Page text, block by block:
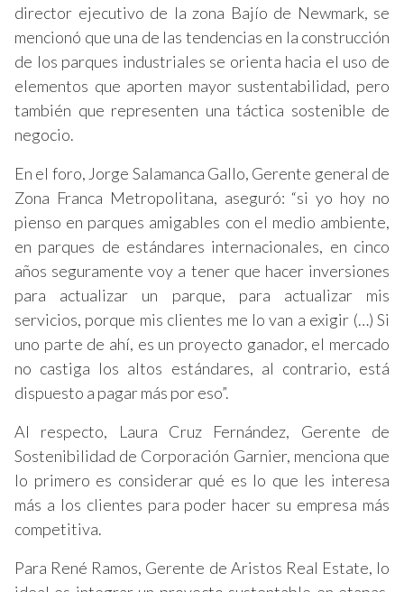
director ejecutivo de la zona Bajío de Newmark, se
mencionó que una de las tendencias en la construcción
de los parques industriales se orienta hacia el uso de
elementos que aporten mayor sustentabilidad, pero
también que representen una táctica sostenible de
negocio.
En el foro, Jorge Salamanca Gallo, Gerente general de
Zona Franca Metropolitana, aseguró: “si yo hoy no
pienso en parques amigables con el medio ambiente,
en parques de estándares internacionales, en cinco
años seguramente voy a tener que hacer inversiones
para actualizar un parque, para actualizar mis
servicios, porque mis clientes me lo van a exigir (…) Si
uno parte de ahí, es un proyecto ganador, el mercado
no castiga los altos estándares, al contrario, está
dispuesto a pagar más por eso”.
Al respecto, Laura Cruz Fernández, Gerente de
Sostenibilidad de Corporación Garnier, menciona que
lo primero es considerar qué es lo que les interesa
más a los clientes para poder hacer su empresa más
competitiva.
Para René Ramos, Gerente de Aristos Real Estate, lo